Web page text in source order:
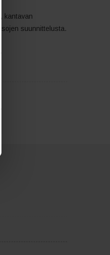
kantavan
suunnittelusta.